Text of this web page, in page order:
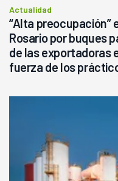
Actualidad
“Alta preocupación”
Rosario por buques
de las exportadoras
fuerza de los